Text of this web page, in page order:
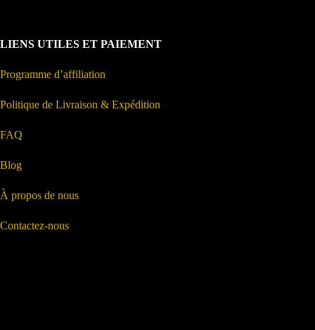
LIENS UTILES ET PAIEMENT
Programme d’affiliation
Politique de Livraison & Expédition
FAQ
Blog
À propos de nous
Contactez-nous